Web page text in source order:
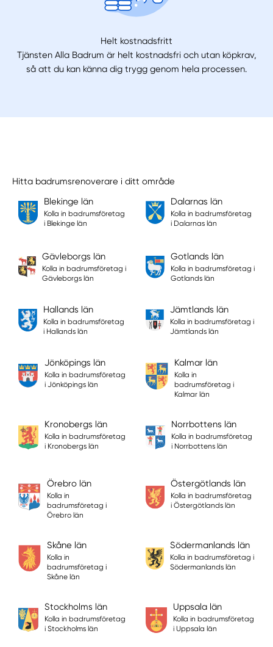
Helt kostnadsfritt
Tjänsten Alla Badrum är helt kostnadsfri och utan köpkrav,
så att du kan känna dig trygg genom hela processen.
Hitta badrumsrenoverare i ditt område
Blekinge län
Kolla in badrumsföretag
i Blekinge län
Dalarnas län
Kolla in badrumsföretag
i Dalarnas län
Gävleborgs län
Kolla in badrumsföretag i
Gävleborgs län
Gotlands län
Kolla in badrumsföretag i
Gotlands län
Hallands län
Kolla in badrumsföretag
i Hallands län
Jämtlands län
Kolla in badrumsföretag i
Jämtlands län
Jönköpings län
Kolla in badrumsföretag
i Jönköpings län
Kalmar län
Kolla in
badrumsföretag i
Kalmar län
Kronobergs län
Kolla in badrumsföretag
i Kronobergs län
Norrbottens län
Kolla in badrumsföretag
i Norrbottens län
Örebro län
Kolla in
badrumsföretag i
Örebro län
Östergötlands län
Kolla in badrumsföretag
i Östergötlands län
Skåne län
Kolla in
badrumsföretag i
Skåne län
Södermanlands län
Kolla in badrumsföretag i
Södermanlands län
Stockholms län
Kolla in badrumsföretag
i Stockholms län
Uppsala län
Kolla in badrumsföretag
i Uppsala län